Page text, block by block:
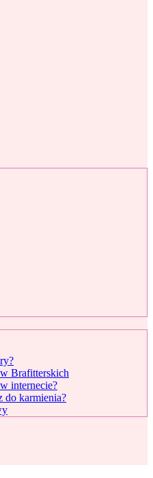
Brafitterskich
internecie?
do karmienia?